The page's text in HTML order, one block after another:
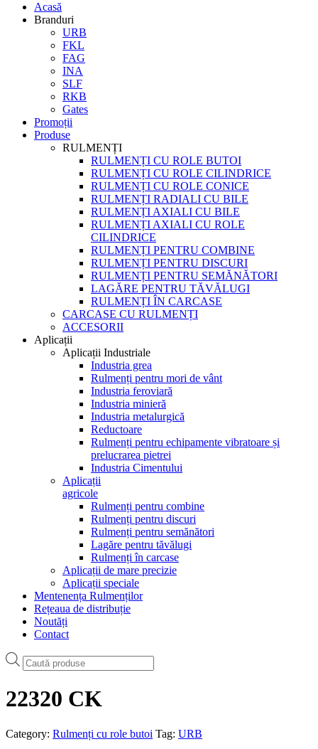
Acasă
Branduri
URB
FKL
FAG
INA
SLF
RKB
Gates
Promoții
Produse
RULMENȚI
RULMENȚI CU ROLE BUTOI
RULMENȚI CU ROLE CILINDRICE
RULMENȚI CU ROLE CONICE
RULMENȚI RADIALI CU BILE
RULMENȚI AXIALI CU BILE
RULMENȚI AXIALI CU ROLE
CILINDRICE
RULMENȚI PENTRU COMBINE
RULMENȚI PENTRU DISCURI
RULMENȚI PENTRU SEMĂNĂTORI
LAGĂRE PENTRU TĂVĂLUGI
RULMENȚI ÎN CARCASE
CARCASE CU RULMENȚI
ACCESORII
Aplicații
Aplicații Industriale
Industria grea
Rulmenți pentru mori de vânt
Industria feroviară
Industria minieră
Industria metalurgică
Reductoare
Rulmenți pentru echipamente vibratoare și
prelucrarea pietrei
Industria Cimentului
Aplicații
agricole
Rulmenți pentru combine
Rulmenți pentru discuri
Rulmenți pentru semănători
Lagăre pentru tăvălugi
Rulmenți în carcase
Aplicații de mare precizie
Aplicații speciale
Mentenența Rulmenților
Rețeaua de distribuție
Noutăți
Contact
Products
search
22320 CK
Category: Rulmenți cu role butoi Tag: URB